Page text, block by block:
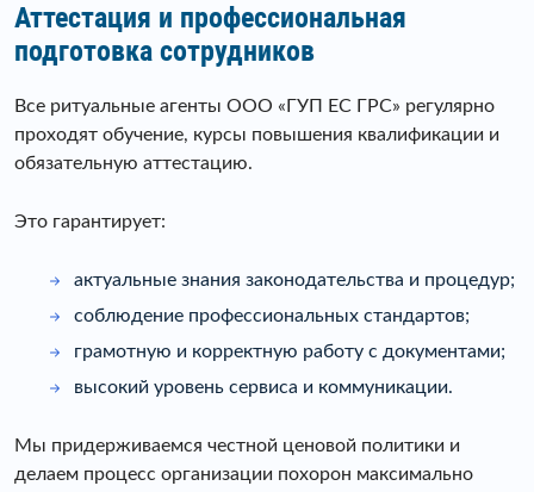
Аттестация и профессиональная
подготовка сотрудников
Все ритуальные агенты ООО «ГУП ЕС ГРС» регулярно
проходят обучение, курсы повышения квалификации и
обязательную аттестацию.
Это гарантирует:
актуальные знания законодательства и процедур;
соблюдение профессиональных стандартов;
грамотную и корректную работу с документами;
высокий уровень сервиса и коммуникации.
Мы придерживаемся честной ценовой политики и
делаем процесс организации похорон максимально